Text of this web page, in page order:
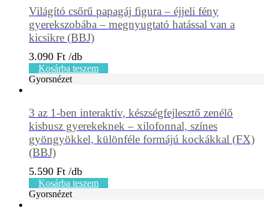
Világító csőrű papagáj figura – éjjeli fény
gyerekszobába – megnyugtató hatással van a
kicsikre (BBJ)
3.090 Ft
Kosárba teszem
Gyorsnézet
3 az 1-ben interaktív, készségfejlesztő zenélő
kisbusz gyerekeknek – xilofonnal, színes
gyöngyökkel, különféle formájú kockákkal (FX)
(BBJ)
5.590 Ft
Kosárba teszem
Gyorsnézet